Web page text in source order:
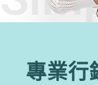
專業行